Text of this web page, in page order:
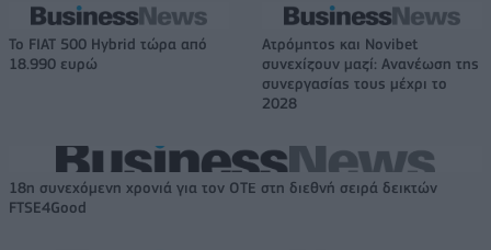
Το FIAT 500 Hybrid τώρα από
18.990 ευρώ
Ατρόμητος και Novibet
συνεχίζουν μαζί: Ανανέωση της
συνεργασίας τους μέχρι το
2028
18η συνεχόμενη χρονιά για τον ΟΤΕ στη διεθνή σειρά δεικτών
FTSE4Good